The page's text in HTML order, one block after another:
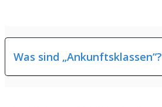
Was sind „Ankunftsklassen“?